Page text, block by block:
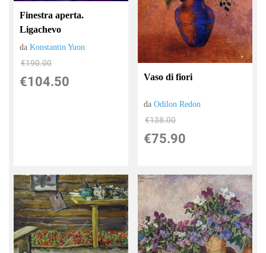
Finestra aperta.
Ligachevo
daKonstantin Yuon
€190.00
€104.50 Vaso di fiori
daOdilon Redon
€138.00
€75.90